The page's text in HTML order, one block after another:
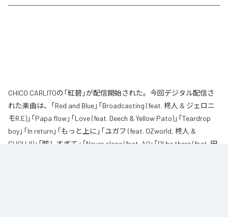
CHICO CARLITOの「紅碧」が配信開始された。今回デジタル配信さ
れた楽曲は、「Red and Blue」「Broadcasting (feat. 柊人 & ジェロニ
モR.E)」「Papa flow」「Love (feat. Deech & Yellow Pato)」「Teardrop
boy」「In return」「もっと上に」「ユガフ (feat. OZworld, 柊人 &
CHOUJI)」「眩しすぎて」「Never alone (feat. AI)」「I'll be there (feat. 田